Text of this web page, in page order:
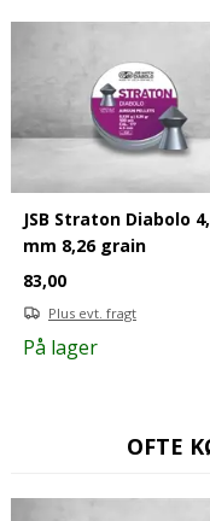
JSB Straton Diabolo
mm 8,26 grain
83,00
Plus evt. fragt
På lager
OFTE